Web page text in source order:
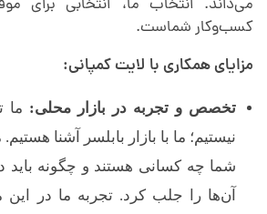
می‌داند. انتخاب ما، انتخابی برای
کسب‌وکار شماست.
مزایای همکاری با لایت کمپانی:
تخصص و تجربه در بازار محلی: ما
نیستیم؛ ما با بازار بابلسر آشنا
شما چه کسانی هستند و چگونه باید
آن‌ها را جلب کرد. تجربه ما در